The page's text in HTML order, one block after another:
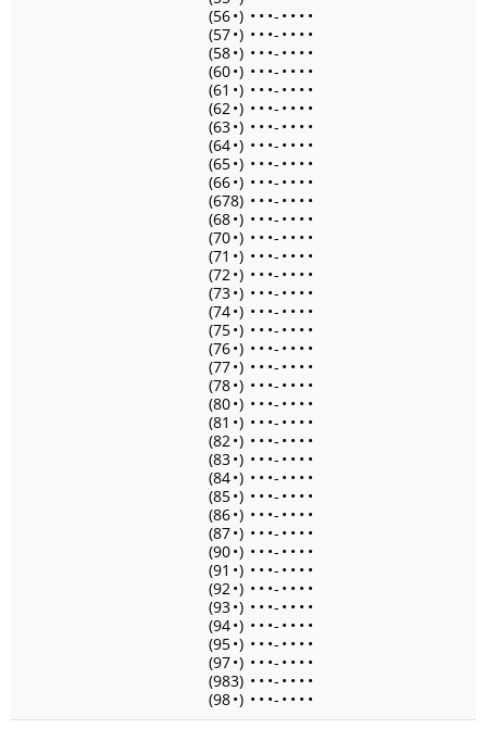
(56•) • • •- • • • •
(57•) • • •- • • • •
(58•) • • •- • • • •
(60•) • • •- • • • •
(61 •) • • •- • • • •
(62•) • • •- • • • •
(63•) • • •- • • • •
(64•) • • •- • • • •
(65•) • • •- • • • •
(66•) • • •- • • • •
(678) • • •- • • • •
(68•) • • •- • • • •
(70•) • • •- • • • •
(71 •) • • •- • • • •
(72•) • • •- • • • •
(73•) • • •- • • • •
(74•) • • •- • • • •
(75•) • • •- • • • •
(76•) • • •- • • • •
(77•) • • •- • • • •
(78•) • • •- • • • •
(80•) • • •- • • • •
(81 •) • • •- • • • •
(82•) • • •- • • • •
(83•) • • •- • • • •
(84•) • • •- • • • •
(85•) • • •- • • • •
(86•) • • •- • • • •
(87•) • • •- • • • •
(90•) • • •- • • • •
(91 •) • • •- • • • •
(92•) • • •- • • • •
(93•) • • •- • • • •
(94•) • • •- • • • •
(95•) • • •- • • • •
(97•) • • •- • • • •
(983) • • •- • • • •
(98•) • • •- • • • •